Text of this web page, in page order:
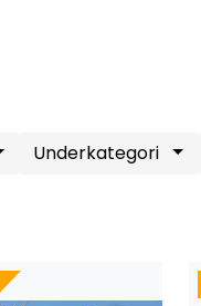
Underkategori